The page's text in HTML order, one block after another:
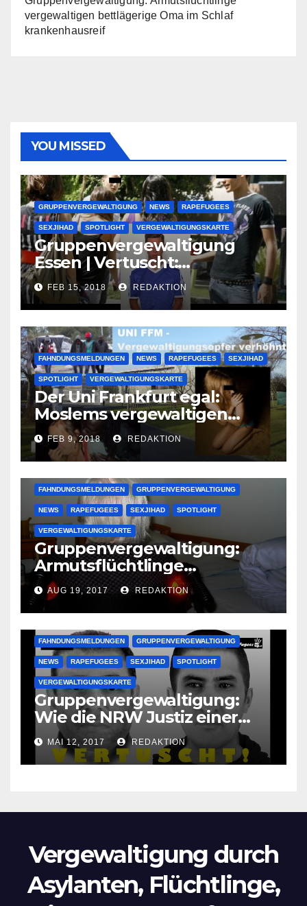
vergewaltigen bettlägerige Oma im Schlaf
krankenhausreif
YOU MISSED
GRUPPENVERGEWALTIGUNG NEWS RAPEFUGEES
SEXJIHAD SPOTLIGHT VERGEWALTIGUNGSKARTE
Gruppenvergewaltigung
Essen | Vertuscht:
Lauenburger Gang ist ein
großer Muslimclan
FEB 15, 2018 REDAKTION
FAHNDUNGSMELDUNGEN NEWS RAPEFUGEES SEXJIHAD
SPOTLIGHT VERGEWALTIGUNGSKARTE
Der Uni Frankfurt egal:
Moslems vergewaltigen
deutsche Studentinnen auf
Uni-Campus
FEB 9, 2018 REDAKTION
FAHNDUNGSMELDUNGEN GRUPPENVERGEWALTIGUNG
NEWS RAPEFUGEES SEXJIHAD SPOTLIGHT
VERGEWALTIGUNGSKARTE
Gruppenvergewaltigung:
Armutsflüchtlinge
vergewaltigen bettlägerige
Oma im Schlaf
krankenhausreif
AUG 19, 2017 REDAKTION
FAHNDUNGSMELDUNGEN GRUPPENVERGEWALTIGUNG
NEWS RAPEFUGEES SEXJIHAD SPOTLIGHT
VERGEWALTIGUNGSKARTE
Gruppenvergewaltigung:
Wie die NRW Justiz einer
Lokalzeitung verbietet diese
Bilder zu veröffentlichen
MAI 12, 2017 REDAKTION
Vergewaltigung durch
Asylanten, Flüchtlinge,